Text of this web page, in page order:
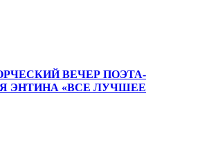
ВЕЧЕР ПОЭТА-
ЭНТИНА «ВСЕ ЛУЧШЕЕ